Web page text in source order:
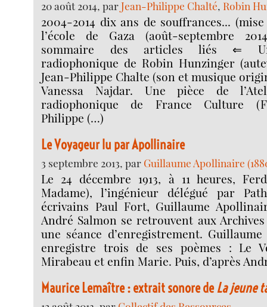
20 août 2014, parJean-Philippe Chalté Robin
2004-2014 dix ans de souffrances...
l’école de Gaza (août-septembre
sommaire des articles liés ⇐ Un
radiophonique de Robin Hunzinger
Jean-Philippe Chalte (son et musique
Vanessa Najdar. Une pièce de
radiophonique de France Culture
Philippe (…)
Le Voyageur lu par Apollinaire
3 septembre 2013, par Guillaume Apollinaire
Le 24 décembre 1913, à 11 heures,
Madame), l’ingénieur délégué par
écrivains Paul Fort, Guillaume
André Salmon se retrouvent aux
une séance d’enregistrement.
enregistre trois de ses poèmes : Le
Mirabeau et enfin Marie. Puis, d’après
Maurice Lemaître : extrait sonore deLa jeune